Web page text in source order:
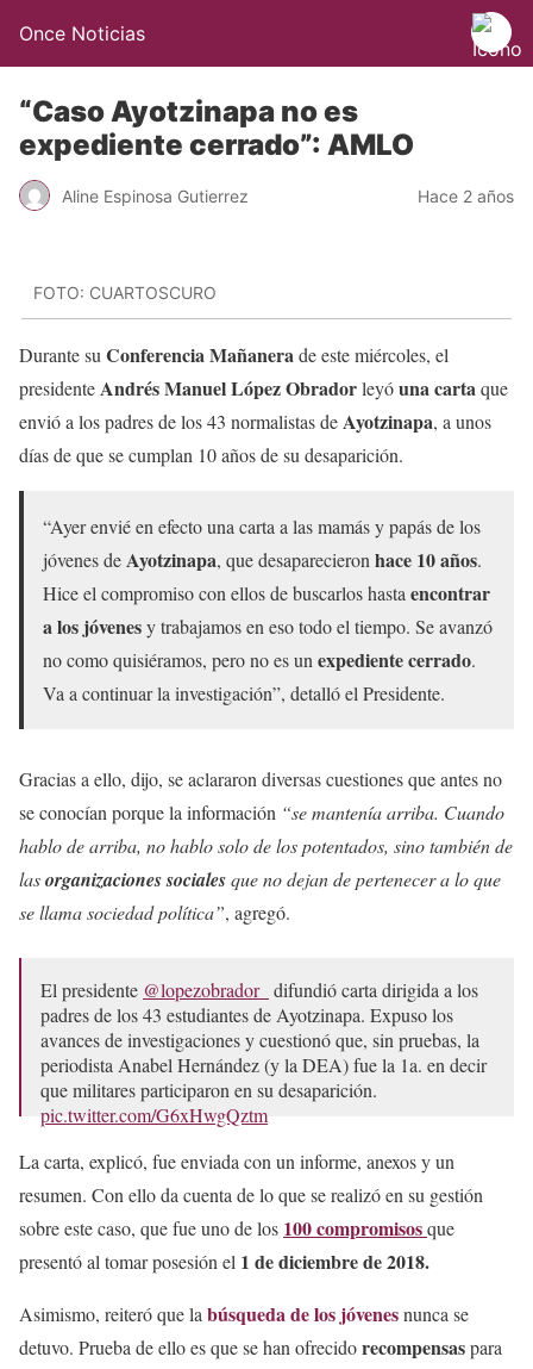
Once Noticias
“Caso Ayotzinapa no es
expediente cerrado”: AMLO
Aline Espinosa Gutierrez Hace 2 años
FOTO: CUARTOSCURO
Durante su Conferencia Mañanerade este miércoles, el
presidenteAndrés Manuel López Obradorleyóuna cartaque
envió a los padres de los 43 normalistas deAyotzinapa, a unos
días de que se cumplan 10 años de su desaparición.
“Ayer envié en efecto una carta a las mamás y papás de los
jóvenes deAyotzinapa, que desaparecieron hace 10 años.
Hice el compromiso con ellos de buscarlos hasta encontrar
a los jóvenesy trabajamos en eso todo el tiempo. Se avanzó
no como quisiéramos, pero no es un expediente cerrado.
Va a continuar la investigación”, detalló el Presidente.
Gracias a ello, dijo, se aclararon diversas cuestiones que antes no
se conocían porque la información “se mantenía arriba. Cuando
hablo de arriba, no hablo solo de los potentados, sino también de
lasorganizaciones socialesque no dejan de pertenecer a lo que
se llama sociedad política”, agregó.
El presidente @lopezobrador_ difundió carta dirigida a los
padres de los 43 estudiantes de Ayotzinapa. Expuso los
avances de investigaciones y cuestionó que, sin pruebas, la
periodista Anabel Hernández (y la DEA) fue la 1a. en decir
que militares participaron en su desaparición.
pic.twitter.com/G6xHwgQztm
— Jesús Ramírez Cuevas (@JesusRCuevas)September 25,
La carta, explicó, fue enviada con un informe, anexos y un
resumen. Con ello da cuenta de lo que se realizó en su gestión
sobre este caso, que fue uno de los 100 compromisosque
presentó al tomar posesión el 1 de diciembre de 2018.
Asimismo, reiteró que la búsqueda de los jóvenesnunca se
detuvo. Prueba de ello es que se han ofrecidorecompensaspara